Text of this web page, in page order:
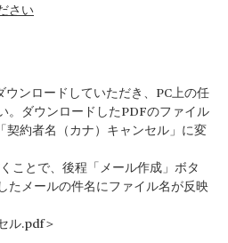
さい
ンロードしていただき、PC上の任
。ダウンロードしたPDFのファイル
約者名（カナ）キャンセル」に変
ことで、後程「メール作成」ボタ
たメールの件名にファイル名が反映
ル.pdf＞